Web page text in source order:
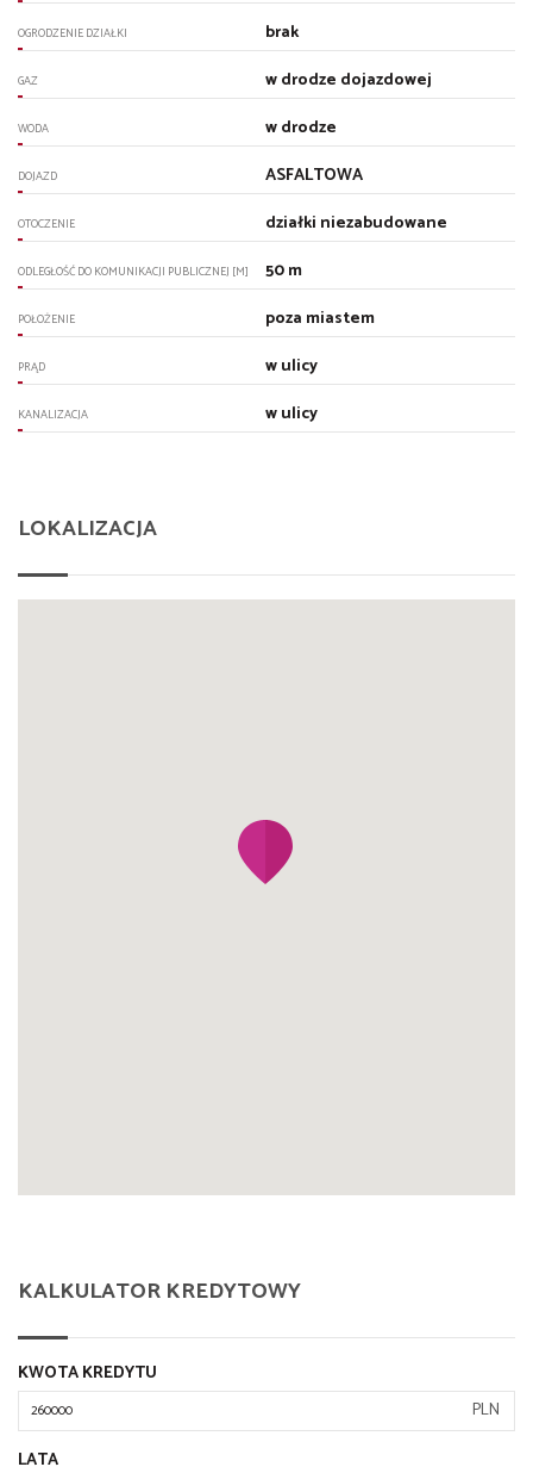
OGRODZENIE DZIAŁKI brak
GAZ w drodze dojazdowej
WODA w drodze
DOJAZD ASFALTOWA
OTOCZENIE działki niezabudowane
ODLEGŁOŚĆ DO KOMUNIKACJI PUBLICZNEJ [M] 50 m
POŁOŻENIE poza miastem
PRĄD w ulicy
KANALIZACJA w ulicy
LOKALIZACJA
KALKULATOR KREDYTOWY
KWOTA KREDYTU
PLN
LATA